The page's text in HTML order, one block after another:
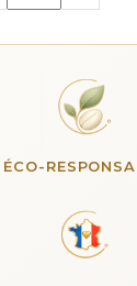
ÉCO-